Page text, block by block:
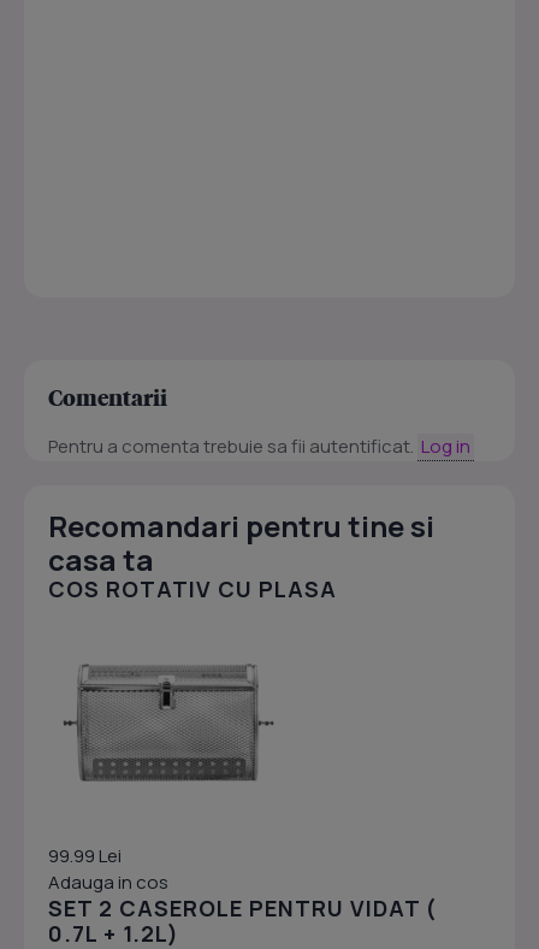
Comentarii
Pentru a comenta trebuie sa fii autentificat. Log in
Recomandari pentru tine si
casa ta
COS ROTATIV CU PLASA
99.99 Lei
Adauga in cos
SET 2 CASEROLE PENTRU VIDAT (
0.7L + 1.2L)